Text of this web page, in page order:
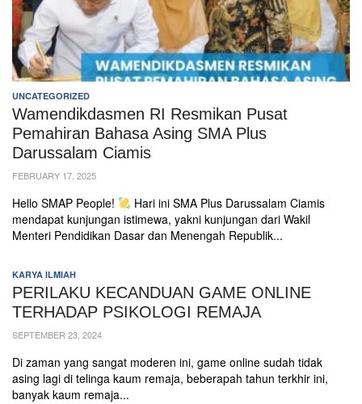
Principal
Teacher
Administration
Staff
STUDENT
Penerimaan
Siswa
Baru
Extracurricular
Magazine
News
Gallery
Contact
Registration
UNCATEGORIZED
Wamendikdasmen RI Resmikan Pusat
Pemahiran Bahasa Asing SMA Plus
Darussalam Ciamis
FEBRUARY 17, 2025
Hello SMAP People!
Hari ini SMA Plus Darussalam Ciamis
mendapat kunjungan istimewa, yakni kunjungan dari Wakil
Menteri Pendidikan Dasar dan Menengah Republik...
KARYA ILMIAH
PERILAKU KECANDUAN GAME ONLINE
TERHADAP PSIKOLOGI REMAJA
SEPTEMBER 23, 2024
Di zaman yang sangat moderen ini, game online sudah tidak
asing lagi di telinga kaum remaja, beberapah tahun terkhir ini,
banyak kaum remaja...